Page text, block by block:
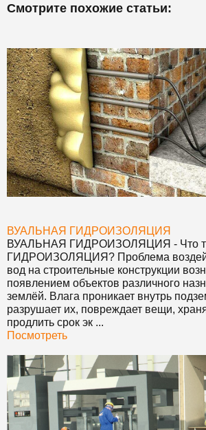
Смотрите похожие статьи:
ВУАЛЬНАЯ ГИДРОИЗОЛЯЦИЯ
ВУАЛЬНАЯ ГИДРОИЗОЛЯЦИЯ - Что
ГИДРОИЗОЛЯЦИЯ? Проблема
вод на строительные конструкции
появлением объектов различного
землёй. Влага проникает внутрь
разрушает их, повреждает вещи,
продлить срок эк ...
Посмотреть